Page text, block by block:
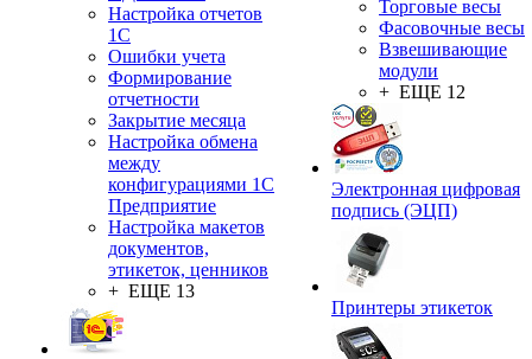
Настройка отчетов
1С
Ошибки учета
Формирование
отчетности
Закрытие месяца
Настройка обмена
между
конфигурациями 1С
Предприятие
Настройка макетов
документов,
этикеток, ценников
+ ЕЩЕ 13
Торговые весы
Фасовочные весы
Взвешивающие
модули
+ ЕЩЕ 12
Электронная цифровая
подпись (ЭЦП)
Принтеры этикеток